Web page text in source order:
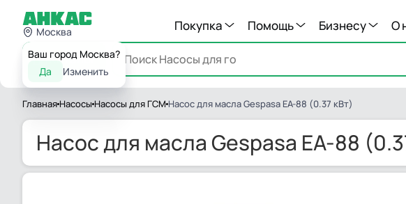
Москва
Ваш город Москва?
Да
Изменить
Покупка Помощь Бизнесу О
Каталог
Главная Насосы Насосы для ГСМ Насос для масла Gespasa EA-88 (0.37 кВт)
Насос для масла Gespasa EA-88